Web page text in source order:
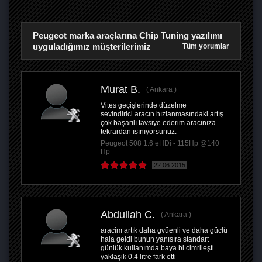
Peugeot marka araçlarına Chip Tuning yazılımı
uyguladığımız müşterilerimiz
Tüm yorumlar
Murat B.
Ankara
Vites geçişlerinde düzelme
sevindirici.aracın hızlanmasındaki artış
çok başarılı tavsiye ederim aracınıza
tekrardan ısınıyorsunuz.
Peugeot 508 1.6 eHDi - 115Hp @140
Hp
22.06.2015
Abdullah C.
Ankara
aracim artık daha gvüenli ve daha güclü
hala geldi bunun yanısıra standart
günlük kullanımda baya bi cimrileşti
yaklaşik 0.4 litre fark etti